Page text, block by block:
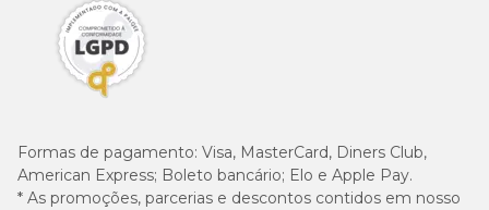
Formas de pagamento: Visa, MasterCard, Diners Club,
American Express; Boleto bancário; Elo e Apple Pay.
* As promoções, parcerias e descontos contidos em nosso